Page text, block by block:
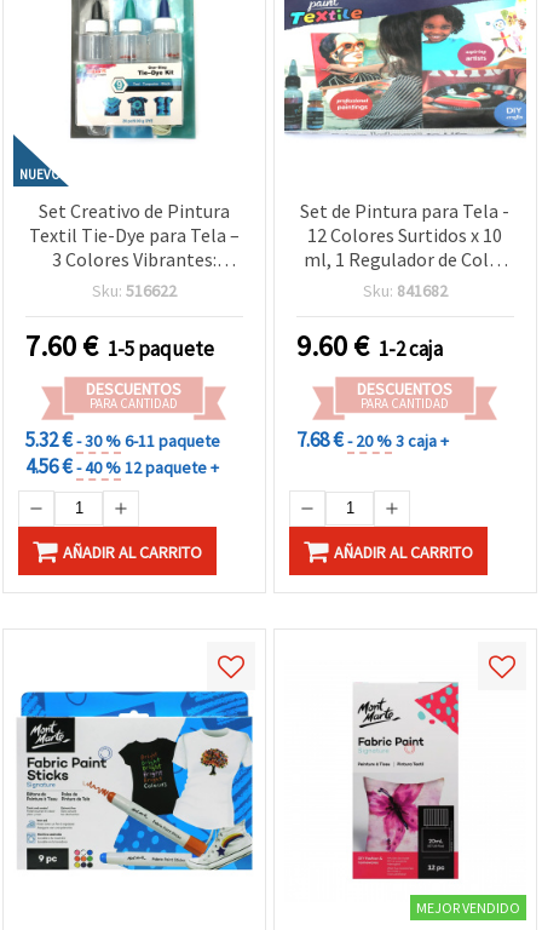
NUEVO
Set Creativo de Pintura
Textil Tie-Dye para Tela –
3 Colores Vibrantes:
Negro, Azul y Verde – Ideal
Moda y Arte en Textiles
Sku: 516622
7.60€ 1-5 paquete
DESCUENTOS
PARA CANTIDAD
5.32 €- 30 %6-11 paquete
4.56 €- 40 %12 paquete +
AÑADIR AL CARRITO
Set de Pintura para Tela -
12 Colores Surtidos x 10
ml, 1 Regulador de Color
de 30 ml y Pincel Incluido
Sku: 841682
9.60€ 1-2 caja
DESCUENTOS
PARA CANTIDAD
7.68 €- 20 %3 caja +
AÑADIR AL CARRITO
MEJOR VENDIDO